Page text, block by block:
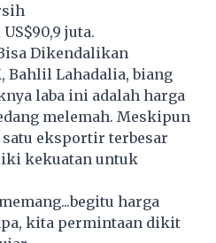
juta.
Dikendalikan
Bahlil Lahadalia, biang
laba ini adalah harga
melemah. Meskipun
eksportir terbesar
kekuatan untuk
harga
kita permintaan dikit